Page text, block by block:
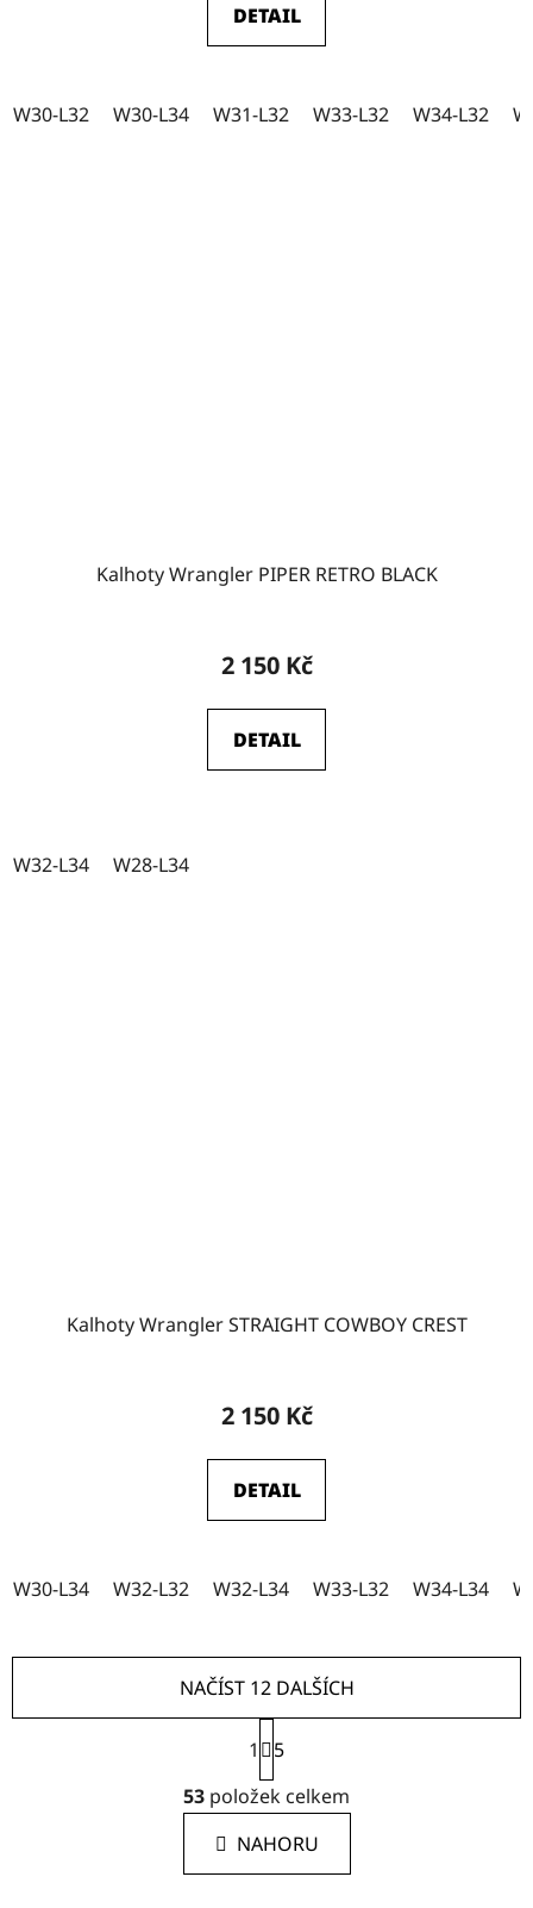
DETAIL
W30-L32 W30-L34 W31-L32 W33-L32 W34-L32
Kalhoty Wrangler PIPER RETRO BLACK
2 150 Kč
DETAIL
W32-L34 W28-L34
Kalhoty Wrangler STRAIGHT COWBOY CREST
2 150 Kč
DETAIL
W30-L34 W32-L32 W32-L34 W33-L32 W34-L34
O
v
l
á
d
NAČÍST 12 DALŠÍCH
S
t
r
á
n
k
1
5
53 položek celkem
NAHORU